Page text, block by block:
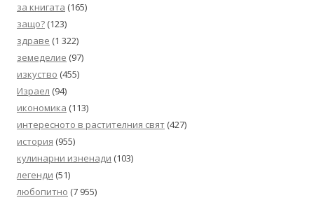
за книгата (165)
защо? (123)
здраве (1 322)
земеделие (97)
изкуство (455)
Израел (94)
икономика (113)
интересното в растителния свят (427)
история (955)
кулинарни изненади (103)
легенди (51)
любопитно (7 955)